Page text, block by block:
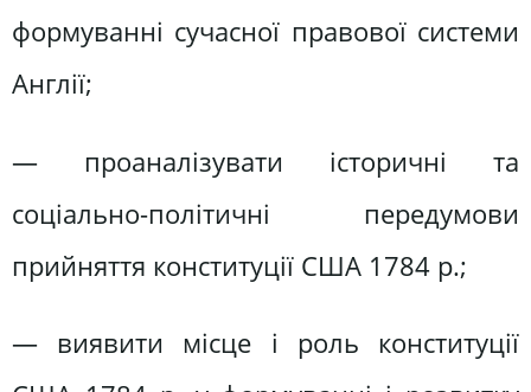
формуванні сучасної правової системи
Англії;
— проаналізувати історичні та
соціально-політичні передумови
прийняття конституції США 1784 р.;
— виявити місце і роль конституції